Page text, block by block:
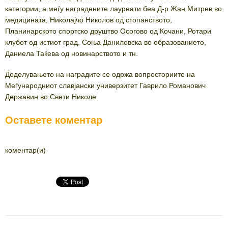
категории, а меѓу наградените лауреати беа Д-р Жан Митрев во
медицината, Николајчо Николов од стопанството,
Планинарското спортско друштво Осогово од Кочани, Ротари
клубот од истиот град, Соња Даниловска во образованието,
Даниела Таќева од новинарството и тн.
Доделувањето на наградите се одржа вопросториите на
Меѓународниот славјански универзитет Гаврило Романович
Державин во Свети Николе.
Оставете коментар
коментар(и)